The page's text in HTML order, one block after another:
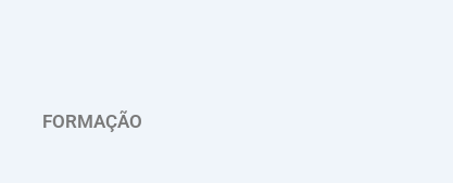
FORMAÇÃO
u